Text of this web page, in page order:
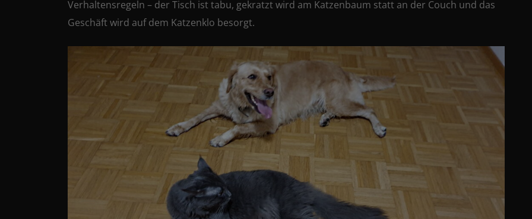
Verhaltensregeln – der Tisch ist tabu, gekratzt wird am Katzenbaum statt an der Couch und das
Geschäft wird auf dem Katzenklo besorgt.